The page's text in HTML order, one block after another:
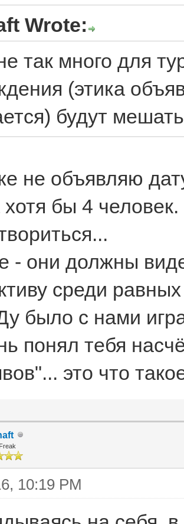
Wrote:
так много для
(этика
будут
не объявляю
хотя бы 4
- они должны
среди
было с нами
понял тебя
это что
10:19 PM